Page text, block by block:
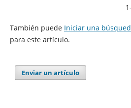
También puede Iniciar una
para este artículo.
Enviar un artículo